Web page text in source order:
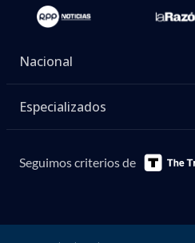
Nacional
Especializados
Seguimos criterios de